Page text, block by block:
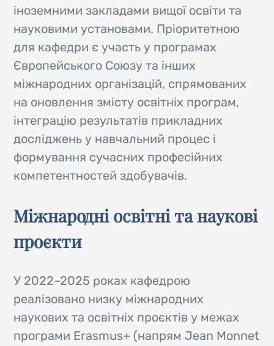
іноземними закладами вищої освіти та
науковими установами. Пріоритетною
для кафедри є участь у програмах
Європейського Союзу та інших
міжнародних організацій, спрямованих
на оновлення змісту освітніх програм,
інтеграцію результатів прикладних
досліджень у навчальний процес і
формування сучасних професійних
компетентностей здобувачів.
Міжнародні освітні та наукові
проєкти
У 2022–2025 роках кафедрою
реалізовано низку міжнародних
наукових та освітніх проєктів у межах
програми Erasmus+ (напрям Jean Monnet